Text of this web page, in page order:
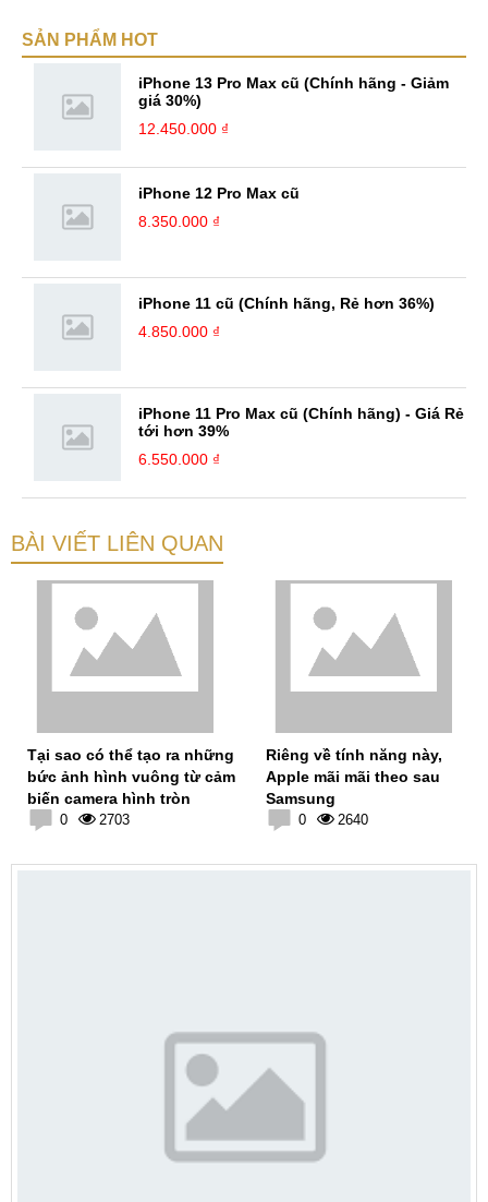
SẢN PHẨM HOT
iPhone 13 Pro Max cũ (Chính hãng - Giảm
giá 30%)
12.450.000 ₫
iPhone 12 Pro Max cũ
8.350.000 ₫
iPhone 11 cũ (Chính hãng, Rẻ hơn 36%)
4.850.000 ₫
iPhone 11 Pro Max cũ (Chính hãng) - Giá Rẻ
tới hơn 39%
6.550.000 ₫
BÀI VIẾT LIÊN QUAN
Tại sao có thể tạo ra những
bức ảnh hình vuông từ cảm
biến camera hình tròn
0 2703
Riêng về tính năng này,
Apple mãi mãi theo sau
Samsung
0 2640